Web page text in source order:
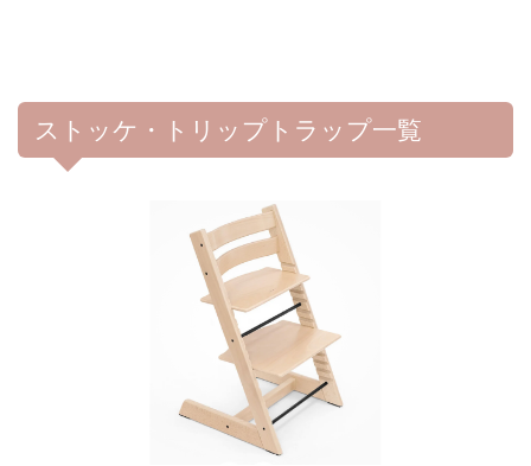
ストッケ・トリップトラップ一覧